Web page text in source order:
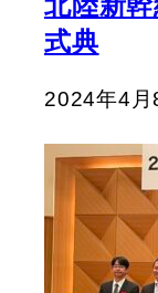
式典
2024年4月